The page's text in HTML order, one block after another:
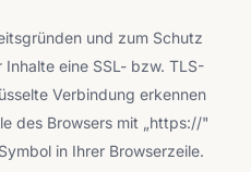
und zum Schutz
eine SSL- bzw. TLS-
Verbindung erkennen
des Browsers mit „https://"
in Ihrer Browserzeile.